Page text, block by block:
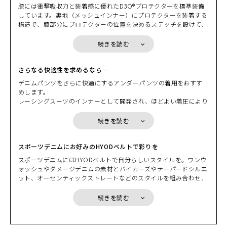
膝には衝撃吸収力と装着感に優れたD3O®プロテクターを標準装備
しています。裏地（メッシュインナー）にプロテクターを装着する
構造で、膝部分にプロテクターの位置を決めるステッチを設けて、
上下2段階の位置調節ができ、もちろん着脱も可能です。ソフトで
フレキシブルなプロテクションは、着心地やデザイン、シルエット
続きを読む
さらなる快適性を求めるなら…
デニムパンツをさらに快適にするアンダーパンツの着用をおすす
めします。
レーシングスーツのインナーとして開発され、ほどよい着圧により
摩耗性に優れたプロスペックインナー「
BOOST-PRO UNDER PANT
」をおすすめします。いずれも吸汗速乾性に優れた高機能素材を
地との“滑り”を確保し、暑い時期の蒸れなどによる不快感を大幅に
軽減します。
続きを読む
スポーツデニムにお好みのHYODベルトで彩りを
スポーツデニムにはHYODベルトで自分らしいスタイルを。ワンウ
ォッシュやダメージデニムの素材とバイカーズやテーパードシルエ
ット、オーセンティックストレートなどのスタイルを組み合わせ、
たコーディネートは人それぞれ。ぜひアナタらしいボトムスのコー
ディネートをお楽しみください。
続きを読む
BEIGE
¥23,100(税込)
BLACK
28
¥23,100 (税込)
カートに入れる
MILITARY GREEN